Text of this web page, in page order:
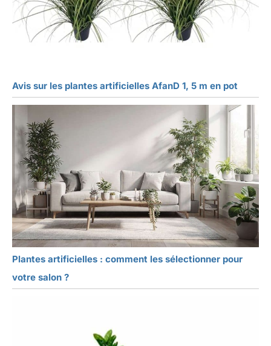
Avis sur les plantes artificielles AfanD 1, 5 m en pot
Plantes artificielles : comment les sélectionner pour
votre salon ?